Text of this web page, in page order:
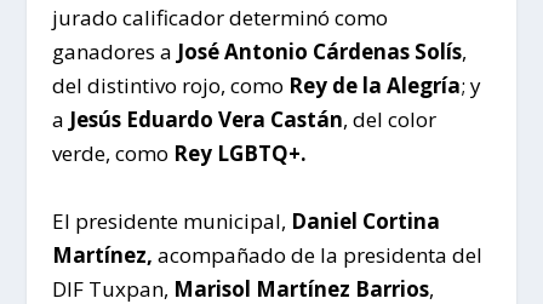
jurado calificador determinó como
ganadores a José Antonio Cárdenas Solís,
del distintivo rojo, como Rey de la Alegría; y
a Jesús Eduardo Vera Castán, del color
verde, como Rey LGBTQ+.
El presidente municipal, Daniel Cortina
Martínez, acompañado de la presidenta del
DIF Tuxpan, Marisol Martínez Barrios,